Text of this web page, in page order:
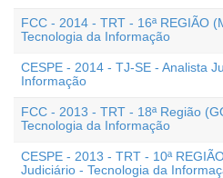
FCC - 2014 - TRT - 16ª REGIÃO
Tecnologia da Informação
CESPE - 2014 - TJ-SE - Analista
Informação
FCC - 2013 - TRT - 18ª Região
Tecnologia da Informação
CESPE - 2013 - TRT - 10ª
Judiciário - Tecnologia da